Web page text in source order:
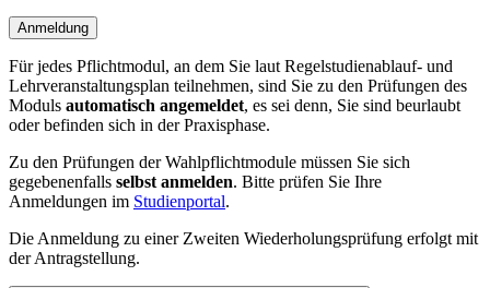
Anmeldung
Für jedes Pflichtmodul, an dem Sie laut Regelstudienablauf- und
Lehrveranstaltungsplan teilnehmen, sind Sie zu den Prüfungen des
Moduls automatisch angemeldet, es sei denn, Sie sind beurlaubt
oder befinden sich in der Praxisphase.
Zu den Prüfungen der Wahlpflichtmodule müssen Sie sich
gegebenenfalls selbst anmelden. Bitte prüfen Sie Ihre
Anmeldungen im Studienportal.
Die Anmeldung zu einer Zweiten Wiederholungsprüfung erfolgt mit
der Antragstellung.